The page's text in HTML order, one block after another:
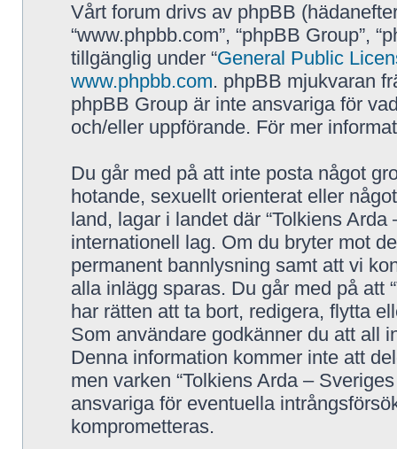
Vårt forum drivs av phpBB (hädanefter
“www.phpbb.com”, “phpBB Group”,
tillgänglig under “General Public
www.phpbb.com. phpBB mjukvaran
phpBB Group är inte ansvariga för
och/eller uppförande. För mer
Du går med på att inte posta något
hotande, sexuellt orienterat eller
land, lagar i landet där “Tolkiens
internationell lag. Om du bryter mot
permanent bannlysning samt att vi
alla inlägg sparas. Du går med på att
har rätten att ta bort, redigera, flytta
Som användare godkänner du att all
Denna information kommer inte att
men varken “Tolkiens Arda –
ansvariga för eventuella
komprometteras.